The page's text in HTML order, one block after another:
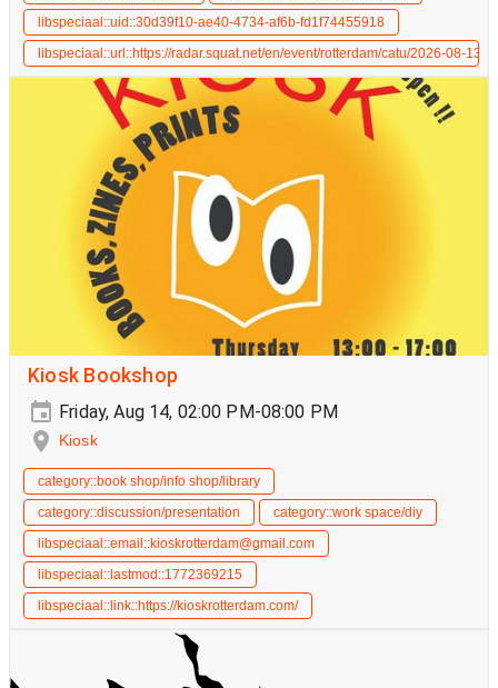
libspeciaal::uid::30d39f10-ae40-4734-af6b-fd1f74455918
libspeciaal::url::https://radar.squat.net/en/event/rotterdam/catu/2026-08-13/
Kiosk Bookshop
Friday, Aug 14, 02:00 PM-08:00 PM
Kiosk
category::book shop/info shop/library
category::discussion/presentation
category::work space/diy
libspeciaal::email::kioskrotterdam@gmail.com
libspeciaal::lastmod::1772369215
libspeciaal::link::https://kioskrotterdam.com/